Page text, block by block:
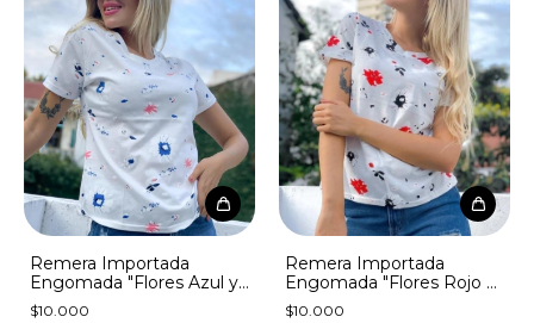
Remera Importada
Engomada "Flores Azul y
Fuxia"
$10.000
Remera Importada
Engomada "Flores Rojo y
Marino"
$10.000